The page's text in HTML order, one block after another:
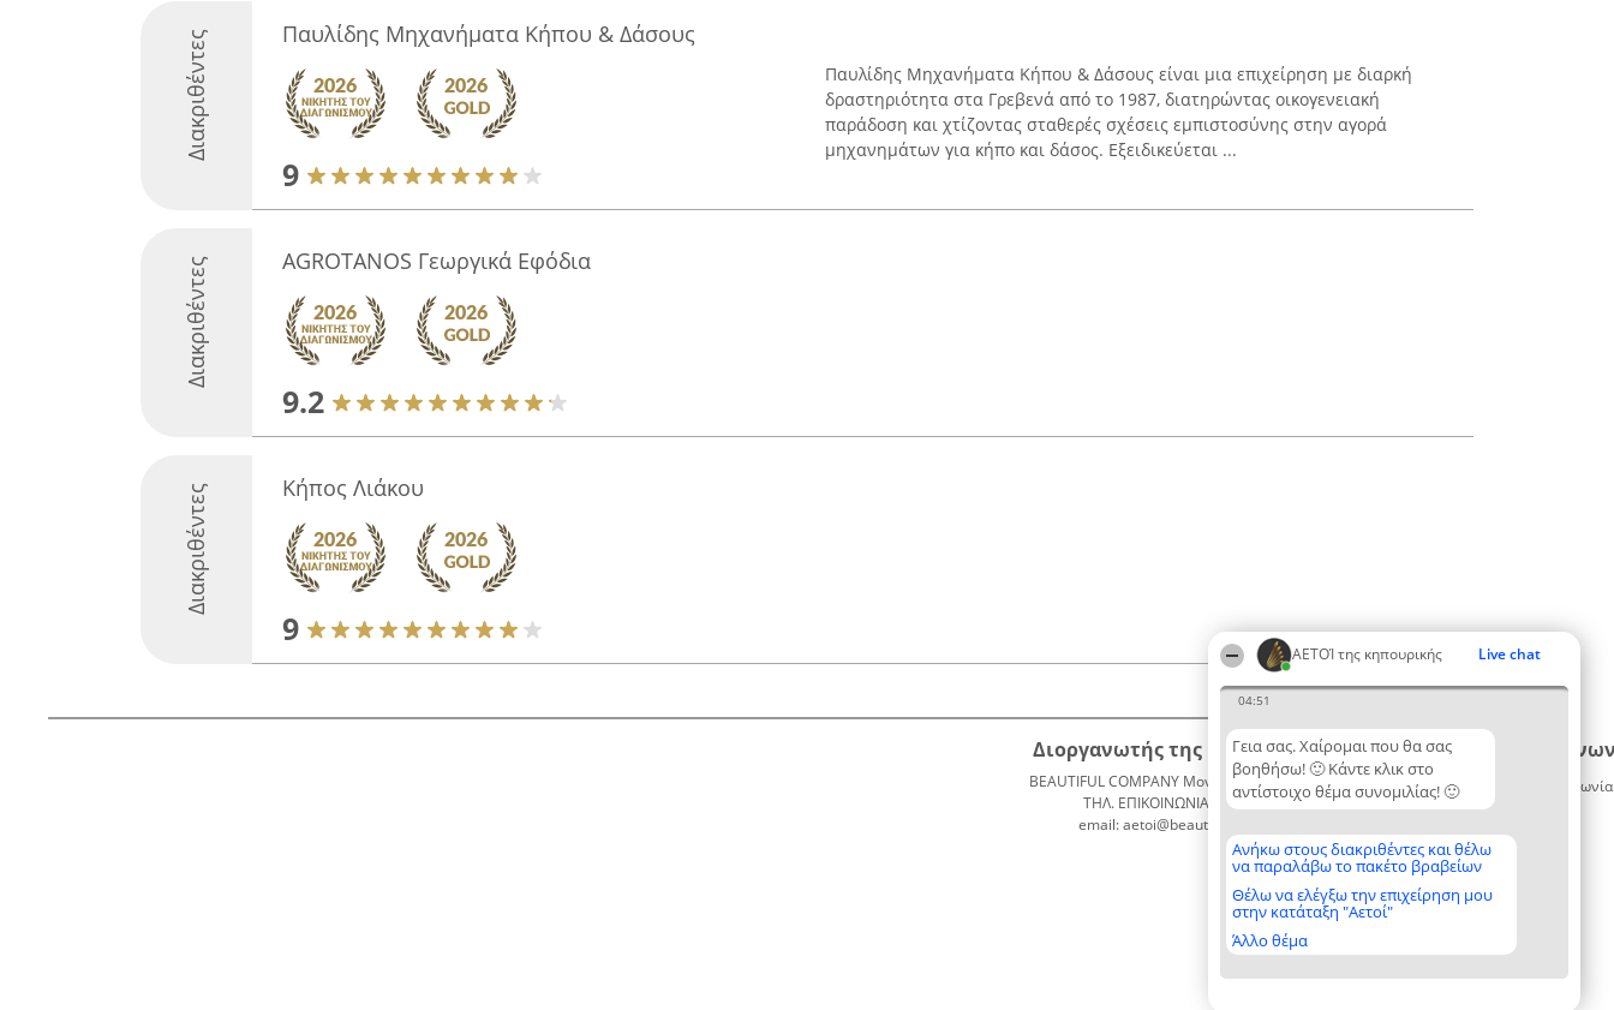
ΑΕΤΟΊ της κηπουρικής Live chat
04:51
Γεια σας. Χαίρομαι που θα σας
βοηθήσω! 🙂 Κάντε κλικ στο
αντίστοιχο θέμα συνομιλίας! 🙂
Ανήκω στους διακριθέντες και θέλω
να παραλάβω το πακέτο βραβείων
Θέλω να ελέγξω την επιχείρηση μου
στην κατάταξη "Αετοί"
Άλλο θέμα
Διακριθέντες Παυλίδης Μηχανήματα Κήπου & Δάσους
9
Παυλίδης Μηχανήματα Κήπου & Δάσους είναι μια επιχείρηση με διαρκή
δραστηριότητα στα Γρεβενά από το 1987, διατηρώντας οικογενειακή
παράδοση και χτίζοντας σταθερές σχέσεις εμπιστοσύνης στην αγορά
μηχανημάτων για κήπο και δάσος. Εξειδικεύεται ...
Διακριθέντες AGROTANOS Γεωργικά Εφόδια
9.2
Διακριθέντες Κήπος Λιάκου
9
Διοργανωτής της κατάταξης
BEAUTIFUL COMPANY Μονοπρόσωπη ΙΚΕ
ΤΗΛ. ΕΠΙΚΟΙΝΩΝΙΑΣ: 2104128019
email: aetoi@beautifulcompany.co
Κατάταξη
Διακριθέντες
Λίστα
διακριθέντων
Μεθοδολογία
Όροι &
προϋποθέσεις
ΑΠΟΡΡΗΤΟΥ
Επικοινωνία